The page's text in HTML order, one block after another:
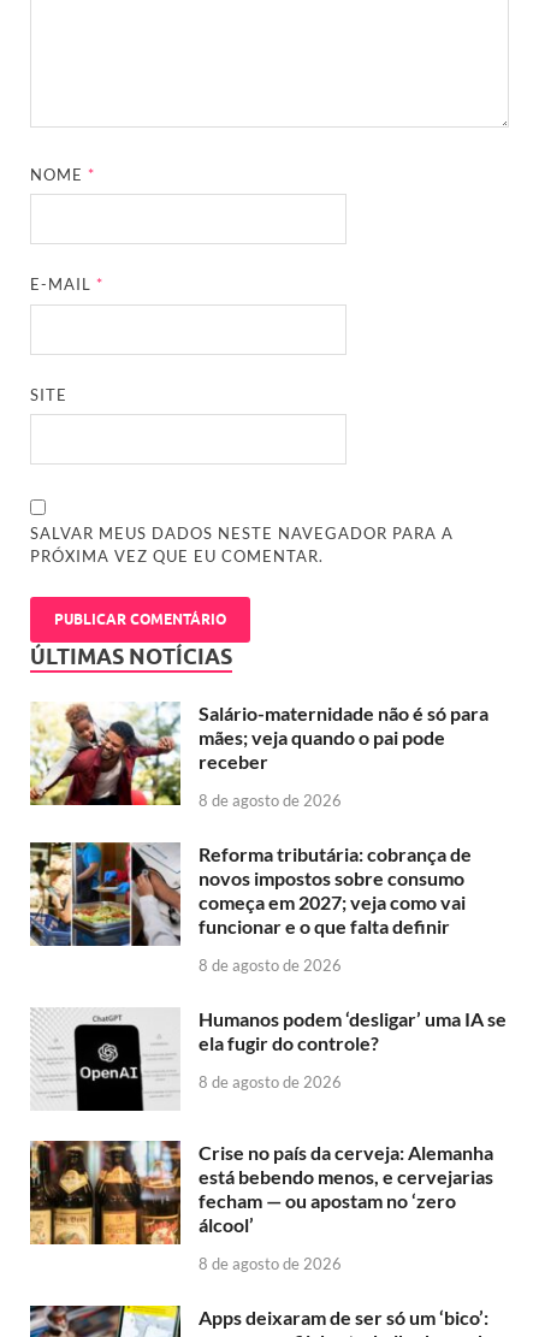
NOME*
E-MAIL*
SITE
SALVAR MEUS DADOS NESTE NAVEGADOR PARA A
PRÓXIMA VEZ QUE EU COMENTAR.
ÚLTIMAS NOTÍCIAS
Salário-maternidade não é só para
mães; veja quando o pai pode
receber
8 de agosto de 2026
Reforma tributária: cobrança de
novos impostos sobre consumo
começa em 2027; veja como vai
funcionar e o que falta definir
8 de agosto de 2026
Humanos podem ‘desligar’ uma IA se
ela fugir do controle?
8 de agosto de 2026
Crise no país da cerveja: Alemanha
está bebendo menos, e cervejarias
fecham — ou apostam no ‘zero
álcool’
8 de agosto de 2026
Apps deixaram de ser só um ‘bico’: